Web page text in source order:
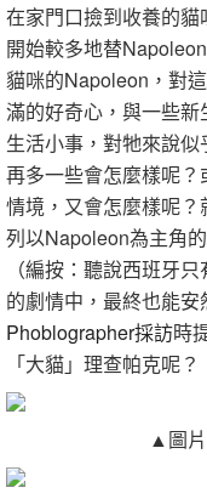
在家門口撿到收養的
開始較多地替
貓咪的Napoleon，對
滿的好奇心，與一些
生活小事，對牠來說
再多一些會怎麼樣呢
情境，又會怎麼樣呢
列以Napoleon為主角
（編按：聽說西班牙
的劇情中，最終也能
Phoblographer採訪時
「大貓」理查帕克呢？
▲圖片